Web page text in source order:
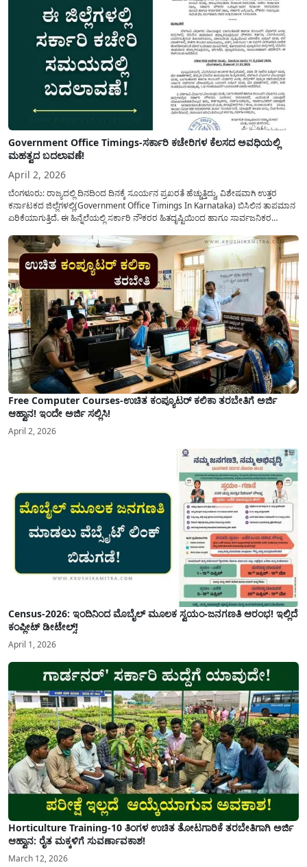
Government Office Timings-ಸರ್ಕಾರಿ ಕಚೇರಿಗಳ ಕೆಲಸದ ಅವಧಿಯಲ್ಲಿ
ಮಹತ್ವದ ಬದಲಾವಣೆ!
April 2, 2026
ಬೆಂಗಳೂರು: ರಾಜ್ಯದಲ್ಲಿ ದಿನದಿಂದ ದಿನಕ್ಕೆ ಸೂರ್ಯನ ಪ್ರಖರತೆ ಹೆಚ್ಚುತ್ತಿದ್ದು, ವಿಶೇಷವಾಗಿ ಉತ್ತರ
ಕರ್ನಾಟಕದ ಜಿಲ್ಲೆಗಳಲ್ಲಿ(Government Office Timings In Karnataka) ಬಿಸಿಲಿನ ತಾಪಮಾನ
ಏರಿಕೆಯಾಗುತ್ತಿದೆ. ಈ ಹಿನ್ನೆಲೆಯಲ್ಲಿ ಸರ್ಕಾರಿ ನೌಕರರ ಹಿತದೃಷ್ಟಿಯಿಂದ ಹಾಗೂ ಸಾರ್ವಜನಿಕರ
ಮತ್ತು ಕಲ್ಯಾಣ ಕರ್ನಾಟಕದ ಒಟ್ಟು 9 ಜಿಲ್ಲೆಗಳಲ್ಲಿ ಏಪ್ರಿಲ್...
Free Computer Courses-ಉಚಿತ ಕಂಪ್ಯೂಟರ್ ಕಲಿಕಾ ತರಬೇತಿಗೆ ಅರ್ಜಿ
ಆಹ್ವಾನ! ಇಂದೇ ಅರ್ಜಿ ಸಲ್ಲಿಸಿ!
April 2, 2026
Census-2026: ಇಂದಿನಿಂದ ಮೊಬೈಲ್ ಮೂಲಕ ಸ್ವಯಂ-ಜನಗಣತಿ ಆರಂಭ! ಇಲ್ಲಿದೆ
ಕಂಪ್ಲೀಟ್ ಡೀಟೇಲ್ಸ್!
April 1, 2026
Horticulture Training-10 ತಿಂಗಳ ಉಚಿತ ತೋಟಗಾರಿಕೆ ತರಬೇತಿಗಾಗಿ ಅರ್ಜಿ
ಆಹ್ವಾನ: ರೈತ ಮಕ್ಕಳಿಗೆ ಸುವರ್ಣಾವಕಾಶ!
March 12, 2026